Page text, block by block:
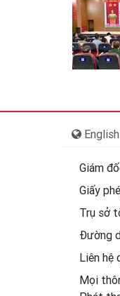
English
Giám
Giấy
Trụ sở
Đường
Liên hệ
Mọi